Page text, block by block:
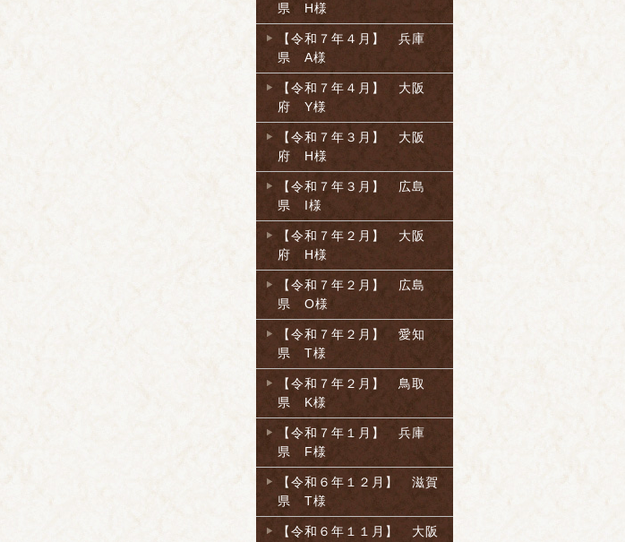
県 H様
【令和７年４月】 兵庫
県 A様
【令和７年４月】 大阪
府 Y様
【令和７年３月】 大阪
府 H様
【令和７年３月】 広島
県 I様
【令和７年２月】 大阪
府 H様
【令和７年２月】 広島
県 O様
【令和７年２月】 愛知
県 T様
【令和７年２月】 鳥取
県 K様
【令和７年１月】 兵庫
県 F様
【令和６年１２月】 滋賀
県 T様
【令和６年１１月】 大阪